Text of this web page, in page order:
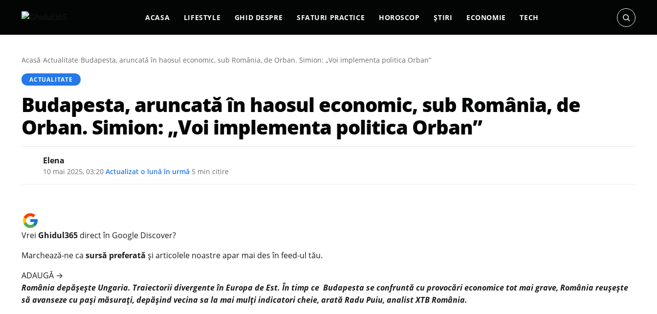
ACASA LIFESTYLE GHID DESPRE SFATURI PRACTICE HOROSCOP ȘTIRI ECONOMIE TECH
Acasă/Actualitate/Budapesta, aruncată în haosul economic, sub România, de Orban. Simion: „Voi implementa politica Orban”
ACTUALITATE
Budapesta, aruncată în haosul economic, sub România, de
Orban. Simion: „Voi implementa politica Orban”
Elena
10 mai 2025, 03:20 Actualizat o lună în urmă 5 min citire
Vrei Ghidul365 direct în Google Discover?
Marchează-ne ca sursă preferată și articolele noastre apar mai des în feed-ul tău.
ADAUGĂ →
România depășește Ungaria. Traiectorii divergente în Europa de Est. În timp ce Budapesta se confruntă cu provocări economice tot mai grave, România reușește
să avanseze cu pași măsurați, depășind vecina sa la mai mulți indicatori cheie, arată Radu Puiu, analist XTB România.